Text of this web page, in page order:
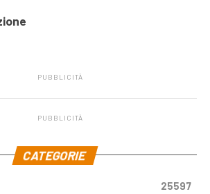
PUBBLICITÀ
PUBBLICITÀ
CATEGORIE
25597